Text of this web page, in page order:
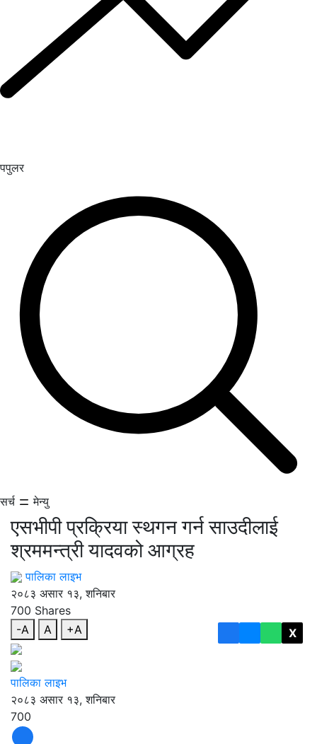
पपुलर
सर्च मेन्यु
एसभीपी प्रक्रिया स्थगन गर्न साउदीलाई
श्रममन्त्री यादवको आग्रह
पालिका लाइभ
२०८३ असार १३, शनिबार
700 Shares
X
-A A +A
पालिका लाइभ
२०८३ असार १३, शनिबार
700